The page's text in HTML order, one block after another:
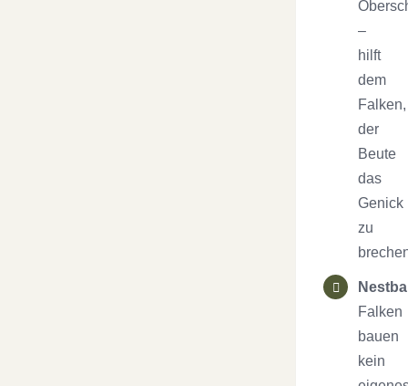
–
hilft
dem
Falken,
der
Beute
das
Genick
zu
Falken
bauen
kein